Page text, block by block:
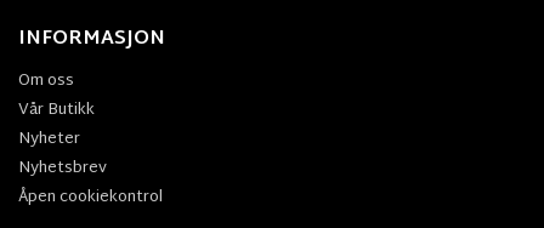
INFORMASJON
Om oss
Vår Butikk
Nyheter
Nyhetsbrev
Åpen cookiekontrol